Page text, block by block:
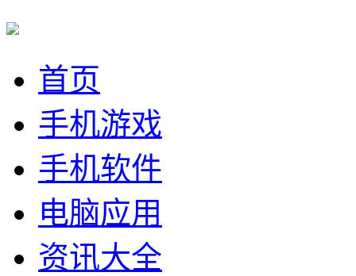
首页
手机游戏
手机软件
电脑应用
资讯大全